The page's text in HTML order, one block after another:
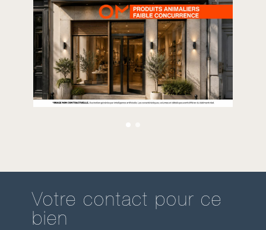
Votre contact pour ce
bien